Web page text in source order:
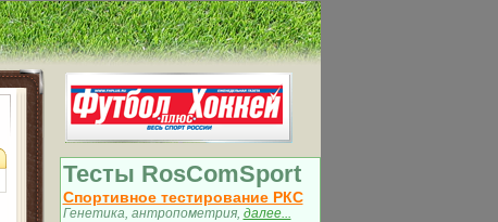
Тесты RosComSport
Спортивное тестирование РКС
Генетика, антропометрия, далее...